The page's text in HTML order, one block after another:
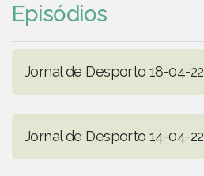
Episódios
Jornal de Desporto 18-04-22
Jornal de Desporto 14-04-22